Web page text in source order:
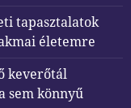
tapasztalatok
életemre
keverőtál
sem könnyű